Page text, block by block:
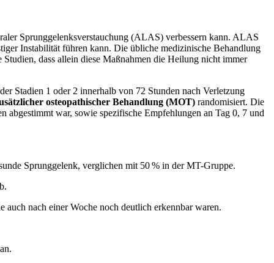
Sprunggelenksverstauchung (ALAS) verbessern kann. ALAS
Instabilität führen kann. Die übliche medizinische Behandlung
dass allein diese Maßnahmen die Heilung nicht immer
Stadien 1 oder 2 innerhalb von 72 Stunden nach Verletzung
osteopathischer Behandlung (MOT) randomisiert. Die
war, sowie spezifische Empfehlungen an Tag 0, 7 und
Sprunggelenk, verglichen mit 50 % in der MT-Gruppe.
auch nach einer Woche noch deutlich erkennbar waren.